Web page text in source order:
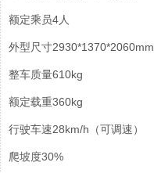
额定乘员4人
外型尺寸2930*1370*2060mm
整车质量610kg
额定载重360kg
行驶车速28km/h（可调速）
爬坡度30%